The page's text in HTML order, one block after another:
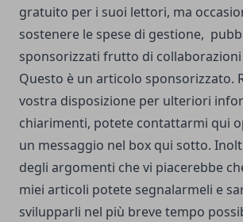
gratuito per i suoi lettori, ma
sostenere le spese di gestione,
sponsorizzati frutto di collaborazioni
Questo è un articolo sponsorizzato.
vostra disposizione per ulteriori
chiarimenti, potete contattarmi qui
un messaggio nel box qui sotto.
degli argomenti che vi piacerebbe
miei articoli potete segnalarmeli e
svilupparli nel più breve tempo